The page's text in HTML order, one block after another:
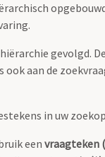
gevolgd.
aan de
in uw
eenvraagteken